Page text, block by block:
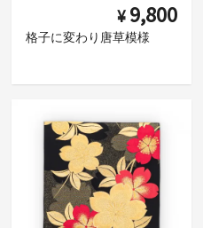
¥ 9,800
格子に変わり唐草模様